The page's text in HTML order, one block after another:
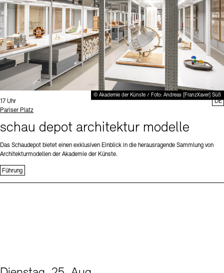
© Akademie der Künste / Foto: Andreas [FranzXaver] Süß
Uhrzeit:
17 Uhr
Standort
Pariser Platz
schau depot architektur modelle
Das Schaudepot bietet einen exklusiven Einblick in die herausragende Sammlung von
Architekturmodellen der Akademie der Künste.
Führung
DE